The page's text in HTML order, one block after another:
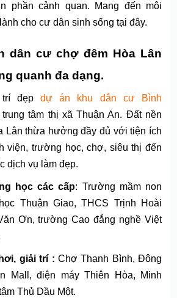
phần cảnh quan. Mang đến môi
cho cư dân sinh sống tại đây.
dân cư chợ đêm Hòa Lân
quanh đa dạng.
trí đẹpdự án khu dân cư Bình
trung tâm thị xã Thuận An. Đất nền
Lân thừa hưởng đầy đủ với tiện ích
viện, trường học, chợ, siêu thị đến
dịch vụ làm đẹp.
học các cấp: Trường mầm non
Thuận Giao, THCS Trịnh Hoài
Ơn, trường Cao đẳng nghề Việt
giải trí : Chợ Thạnh Bình, Đông
Mall, điện máy Thiên Hòa, Minh
Thủ Dầu Một.